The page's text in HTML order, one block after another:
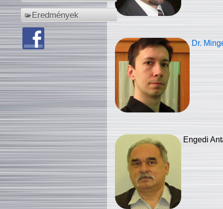
Eredmények
Dr.
Engedi